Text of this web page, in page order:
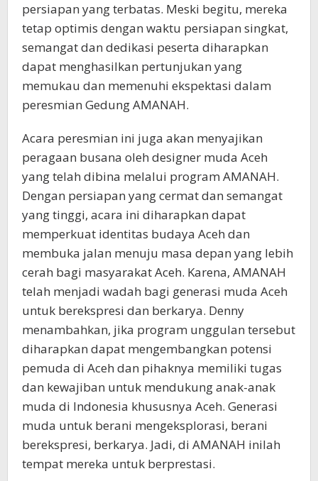
persiapan yang terbatas. Meski begitu, mereka
tetap optimis dengan waktu persiapan singkat,
semangat dan dedikasi peserta diharapkan
dapat menghasilkan pertunjukan yang
memukau dan memenuhi ekspektasi dalam
peresmian Gedung AMANAH.
Acara peresmian ini juga akan menyajikan
peragaan busana oleh designer muda Aceh
yang telah dibina melalui program AMANAH.
Dengan persiapan yang cermat dan semangat
yang tinggi, acara ini diharapkan dapat
memperkuat identitas budaya Aceh dan
membuka jalan menuju masa depan yang lebih
cerah bagi masyarakat Aceh. Karena, AMANAH
telah menjadi wadah bagi generasi muda Aceh
untuk berekspresi dan berkarya. Denny
menambahkan, jika program unggulan tersebut
diharapkan dapat mengembangkan potensi
pemuda di Aceh dan pihaknya memiliki tugas
dan kewajiban untuk mendukung anak-anak
muda di Indonesia khususnya Aceh. Generasi
muda untuk berani mengeksplorasi, berani
berekspresi, berkarya. Jadi, di AMANAH inilah
tempat mereka untuk berprestasi.